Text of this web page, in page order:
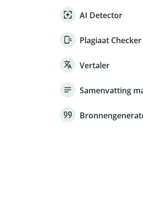
AI Detector
Plagiaat Checker
Vertaler
Samenvatting